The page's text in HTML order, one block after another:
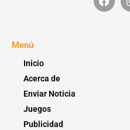
Menú
Inicio
Acerca de
Enviar Noticia
Juegos
Publicidad